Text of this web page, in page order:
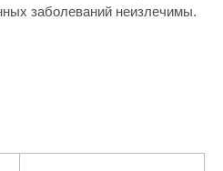
заболеваний неизлечимы.